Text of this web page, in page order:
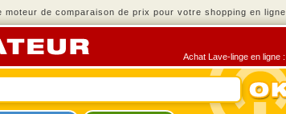
de comparaison de prix pour votre shopping en ligne.
Achat Lave-linge en ligne